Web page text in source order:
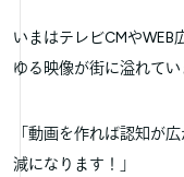
いまはテレビCMやWEB
ゆる映像が街に溢れてい
「動画を作れば認知が
減になります！」